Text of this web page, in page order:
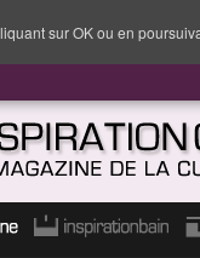
sur OK ou en